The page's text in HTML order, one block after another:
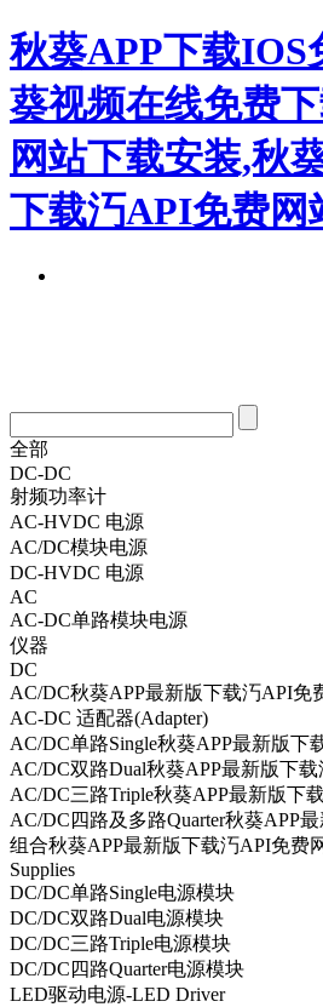
秋葵APP下载IOS
葵视频在线免费
网站下载安装,秋
下载汅API免费网
全部
DC-DC
射频功率计
AC-HVDC 电源
AC/DC模块电源
DC-HVDC 电源
AC
AC-DC单路模块电源
仪器
DC
AC/DC秋葵APP最新版下载汅API免
AC-DC 适配器(Adapter)
AC/DC单路Single秋葵APP最新版下
AC/DC双路Dual秋葵APP最新版下
AC/DC三路Triple秋葵APP最新版下
AC/DC四路及多路Quarter秋葵APP
组合秋葵APP最新版下载汅API免费
Supplies
DC/DC单路Single电源模块
DC/DC双路Dual电源模块
DC/DC三路Triple电源模块
DC/DC四路Quarter电源模块
LED驱动电源-LED Driver